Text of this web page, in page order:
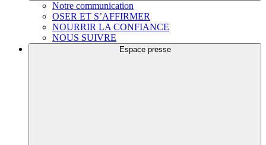
Notre communication
OSER ET S’AFFIRMER
NOURRIR LA CONFIANCE
NOUS SUIVRE
Espace presse